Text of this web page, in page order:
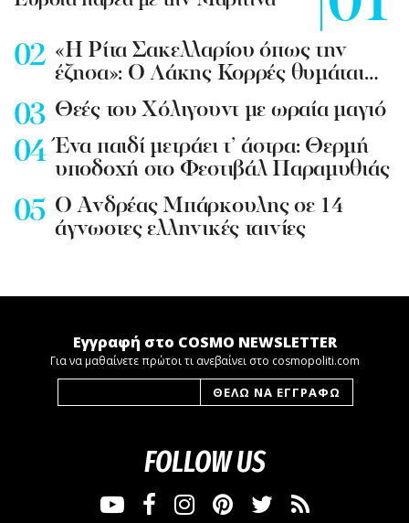
«Η Ρίτα Σακελλαρίου όπως την
έζησα»: Ο Λάκης Κορρές θυμάται…
Θεές του Χόλιγουντ με ωραία μαγιό
Ένα παιδί μετράει τ’ άστρα: Θερμή
υποδοχή στο Φεστιβάλ Παραμυθιάς
Ο Ανδρέας Μπάρκουλης σε 14
άγνωστες ελληνικές ταινίες
Εγγραφή στο COSMO NEWSLETTER
Για να μαθαίνετε πρώτοι τι ανεβαίνει στο cosmopoliti.com
FOLLOW US